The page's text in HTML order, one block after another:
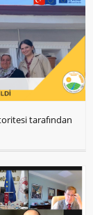
tarafından